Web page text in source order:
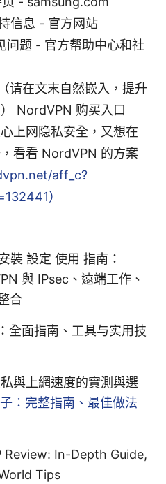
信息 - 官方网站
问题 - 官方帮助中心和社
请在文末自然嵌入，提升
NordVPN 购买入口
上网隐私安全，又想在
看看 NordVPN 的方案
aff_c?
）
設定 使用 指南：
與 IPsec、遠端工作、
合
全面指南、工具与实用技
與上網速度的實測與選
：完整指南、最佳做法
In-Depth Guide,
Tips